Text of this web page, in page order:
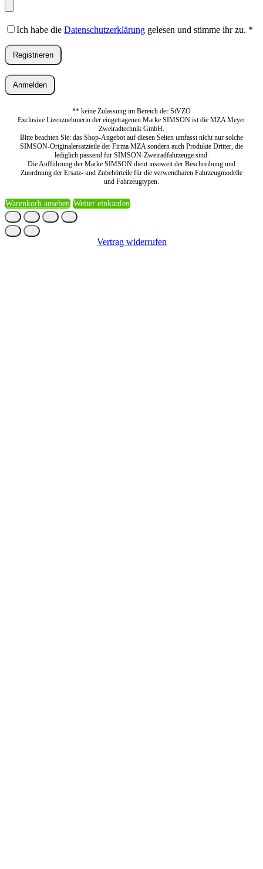
Ich habe die Datenschutzerklärung gelesen und stimme ihr zu. *
Registrieren
Anmelden
** keine Zulassung im Bereich der StVZO
Exclusive Lizenznehmerin der eingetragenen Marke SIMSON ist die MZA Meyer
Zweiradtechnik GmbH.
Bitte beachten Sie: das Shop-Angebot auf diesen Seiten umfasst nicht nur solche
SIMSON-Originalersatzteile der Firma MZA sondern auch Produkte Dritter, die
lediglich passend für SIMSON-Zweiradfahrzeuge sind.
Die Aufführung der Marke SIMSON dient insoweit der Beschreibung und
Zuordnung der Ersatz- und Zubehörteile für die verwendbaren Fahrzeugmodelle
und Fahrzeugtypen.
Warenkorb ansehen Weiter einkaufen
Vertrag widerrufen